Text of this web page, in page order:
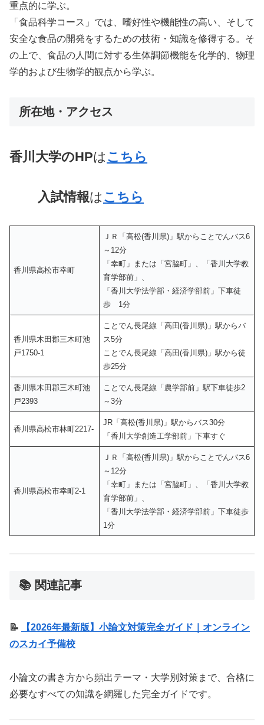
重点的に学ぶ。
「食品科学コース」では、嗜好性や機能性の高い、そして
安全な食品の開発をするための技術・知識を修得する。そ
の上で、食品の人間に対する生体調節機能を化学的、物理
学的および生物学的観点から学ぶ。
所在地・アクセス
香川大学のHPは こちら
入試情報は こちら
香川県高松市幸町
ＪＲ「高松(香川県)」駅からことでんバス6
～12分
「幸町」または「宮脇町」、「香川大学教
育学部前」、
「香川大学法学部・経済学部前」下車徒
歩 1分
香川県木田郡三木町池
戸1750-1
ことでん長尾線「高田(香川県)」駅からバ
ス5分
ことでん長尾線「高田(香川県)」駅から徒
歩25分
香川県木田郡三木町池
戸2393
ことでん長尾線「農学部前」駅下車徒歩2
～3分
香川県高松市林町2217-
JR「高松(香川県)」駅からバス30分
「香川大学創造工学部前」下車すぐ
香川県高松市幸町2-1
ＪＲ「高松(香川県)」駅からことでんバス6
～12分
「幸町」または「宮脇町」、「香川大学教
育学部前」、
「香川大学法学部・経済学部前」下車徒歩
1分
📚 関連記事
📝
【2026年最新版】小論文対策完全ガイド｜オンライン
のスカイ予備校
小論文の書き方から頻出テーマ・大学別対策まで、合格に
必要なすべての知識を網羅した完全ガイドです。